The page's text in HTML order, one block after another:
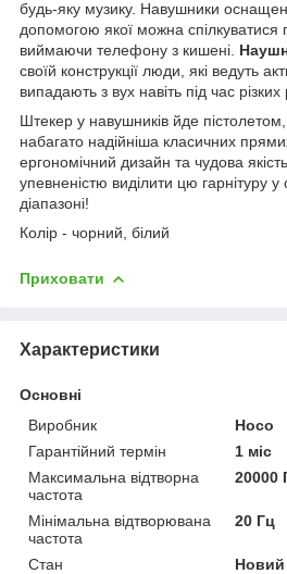
будь-яку музику. Навушники
допомогою якої можна
виймаючи телефону з кишені.
своїй конструкції люди, які ведуть
випадають з вух навіть під час різких
Штекер у навушників йде пістолетом,
набагато надійніша класичних
ергономічний дизайн та чудова
упевненістю виділити цю гарнітуру
діапазоні!
Колір - чорний, білий
Приховати
Характеристики
Основні
Виробник
Hoco
Гарантійний термін
1 міс
Максимальна відтворна
частота
20000
Мінімальна відтворювана
частота
20 Гц
Стан
Новий